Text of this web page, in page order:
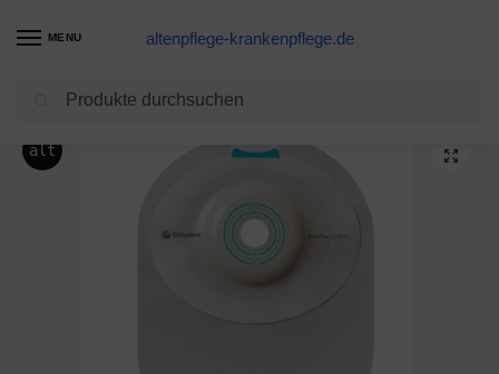
MENU altenpflege-krankenpflege.de
konvex,Coloplast,Basisplatten & Beutel (1-teilig)
alt